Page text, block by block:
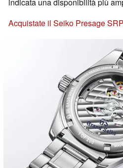
Acquistate il Seiko Presage